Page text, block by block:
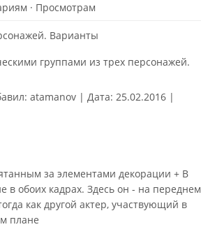
· Просмотрам
Варианты
группами из трех персонажей.
atamanov | Дата: 25.02.2016 |
за элементами декорации + В
обоих кадрах. Здесь он - на переднем
как другой актер, участвующий в
плане